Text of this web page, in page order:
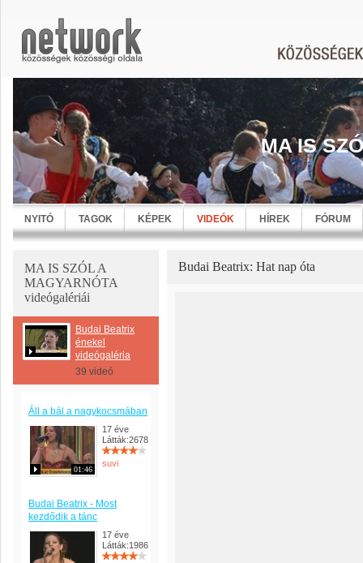
MA IS
NYITÓ TAGOK KÉPEK VIDEÓK HÍREK FÓRUM
MA IS SZÓL A
MAGYARNÓTA
videógalériái
Budai Beatrix
énekel
videógaléria
39 videó
Áll a bál a nagykocsmában
01:46
17 éve
Látták:2678
suvi
Budai Beatrix - Most
kezdődik a tánc
17 éve
Látták:1986
Budai Beatrix: Hat nap óta